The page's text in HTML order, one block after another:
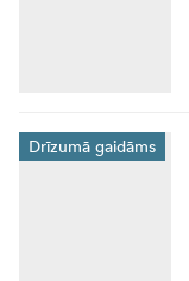
Drīzumā gaidāms